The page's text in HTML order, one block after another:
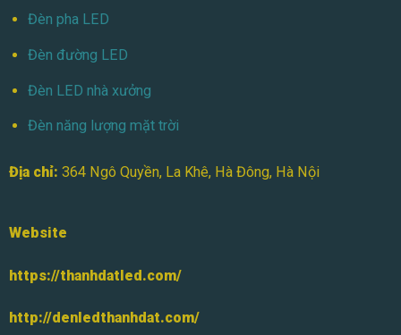
Đèn pha LED
Đèn đường LED
Đèn LED nhà xưởng
Đèn năng lượng mặt trời
Địa chỉ: 364 Ngô Quyền, La Khê, Hà Đông, Hà Nội
Website
https://thanhdatled.com/
http://denledthanhdat.com/